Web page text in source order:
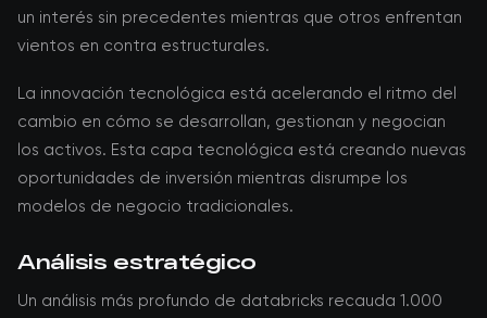
un interés sin precedentes mientras que otros enfrentan
vientos en contra estructurales.
La innovación tecnológica está acelerando el ritmo del
cambio en cómo se desarrollan, gestionan y negocian
los activos. Esta capa tecnológica está creando nuevas
oportunidades de inversión mientras disrumpe los
modelos de negocio tradicionales.
Análisis estratégico
Un análisis más profundo de databricks recauda 1.000